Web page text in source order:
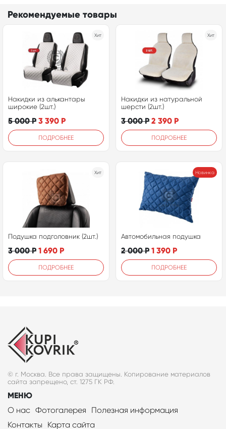
Рекомендуемые товары
Хит
Накидки из алькантары
широкие (2шт.)
5 000Р 3 390 Р
ПОДРОБНЕЕ
Хит
Накидки из натуральной
шерсти (2шт.)
3 000Р 2 390 Р
ПОДРОБНЕЕ
Хит
Подушка подголовник (2шт.)
3 000Р 1 690 Р
ПОДРОБНЕЕ
Новинка
Автомобильная подушка
2 000Р 1 390 Р
ПОДРОБНЕЕ
© г. Москва. Все права защищены. Копирование материалов
сайта запрещено, ст. 1275 ГК РФ.
МЕНЮ
О нас Фотогалерея
Полезная информация
Контакты
Карта сайта